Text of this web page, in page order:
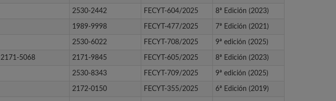
2530-2442 FECYT-604/2025 8ª Edición (2023)
1989-9998 FECYT-477/2025 7ª Edición (2021)
2530-6022 FECYT-708/2025 9ª edición (2025)
2171-5068 2171-9845 FECYT-605/2025 8ª Edición (2023)
2530-8343 FECYT-709/2025 9ª edición (2025)
2172-0150 FECYT-355/2025 6ª Edición (2019)